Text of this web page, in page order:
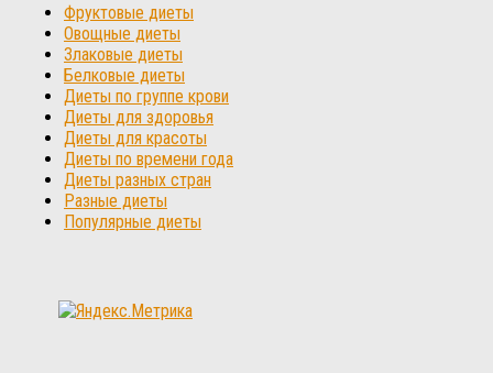
Фруктовые диеты
Овощные диеты
Злаковые диеты
Белковые диеты
Диеты по группе крови
Диеты для здоровья
Диеты для красоты
Диеты по времени года
Диеты разных стран
Разные диеты
Популярные диеты